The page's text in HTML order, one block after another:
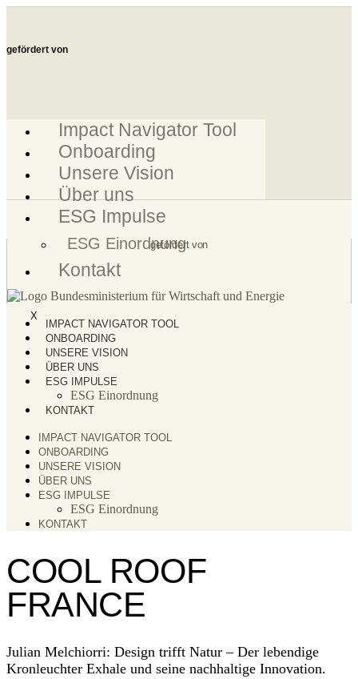
gefördert von
Impact Navigator Tool
Onboarding
Unsere Vision
Über uns
ESG Impulse
ESG Einordnung
Kontakt
X
gefördert von
IMPACT NAVIGATOR TOOL
ONBOARDING
UNSERE VISION
ÜBER UNS
ESG IMPULSE
ESG Einordnung
KONTAKT
IMPACT NAVIGATOR TOOL
ONBOARDING
UNSERE VISION
ÜBER UNS
ESG IMPULSE
ESG Einordnung
KONTAKT
COOL ROOF
FRANCE
Julian Melchiorri: Design trifft Natur – Der lebendige
Kronleuchter Exhale und seine nachhaltige Innovation.